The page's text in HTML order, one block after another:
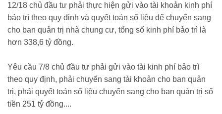
12/18 chủ đầu tư phải thực hiện gửi vào tài khoản kinh phí
bảo trì theo quy định và quyết toán số liệu để chuyển sang
cho ban quản trị nhà chung cư, tổng số kinh phí bảo trì là
hơn 338,6 tỷ đồng.
Yêu cầu 7/8 chủ đầu tư phải gửi vào tài kinh phí bảo trì
theo quy định, phải chuyển sang tài khoản cho ban quản
trị, phải quyết toán số liệu chuyển sang cho ban quản trị số
tiền 251 tỷ đồng....